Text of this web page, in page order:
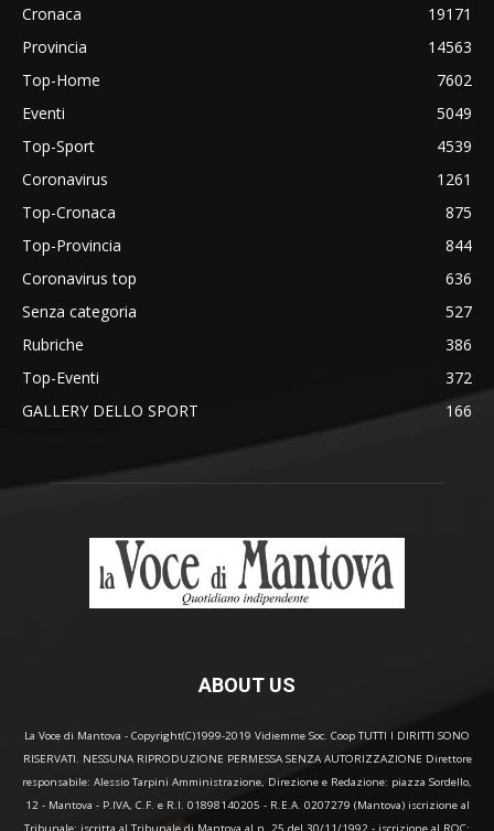
Cronaca
19171
Provincia
14563
Top-Home
7602
Eventi
5049
Top-Sport
4539
Coronavirus
1261
Top-Cronaca
875
Top-Provincia
844
Coronavirus top
636
Senza categoria
527
Rubriche
386
Top-Eventi
372
GALLERY DELLO SPORT
166
ABOUT US
La Voce di Mantova - Copyright(C)1999-2019 Vidiemme Soc. Coop TUTTI I DIRITTI SONO
RISERVATI. NESSUNA RIPRODUZIONE PERMESSA SENZA AUTORIZZAZIONE Direttore
responsabile: Alessio Tarpini Amministrazione, Direzione e Redazione: piazza Sordello,
12 - Mantova - P.IVA, C.F. e R.I. 01898140205 - R.E.A. 0207279 (Mantova) iscrizione al
Tribunale: iscritta al Tribunale di Mantova al n. 25 del 30/11/1992 - iscrizione al ROC: